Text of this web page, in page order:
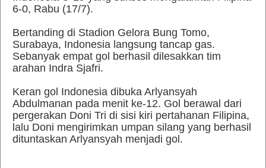
6-0, Rabu (17/7).
Bertanding di Stadion Gelora Bung Tomo,
Surabaya, Indonesia langsung tancap gas.
Sebanyak empat gol berhasil dilesakkan tim
arahan Indra Sjafri.
Keran gol Indonesia dibuka Arlyansyah
Abdulmanan pada menit ke-12. Gol berawal dari
pergerakan Doni Tri di sisi kiri pertahanan Filipina,
lalu Doni mengirimkan umpan silang yang berhasil
dituntaskan Arlyansyah menjadi gol.